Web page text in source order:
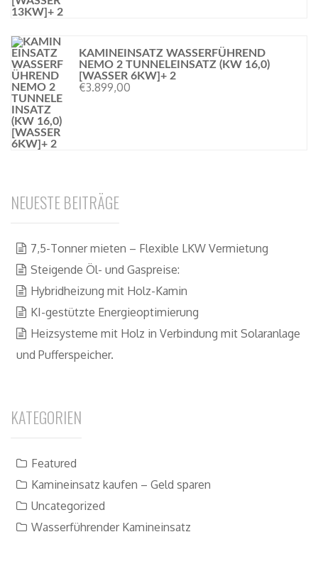
KAMINEINSATZ WASSERFÜHREND
NEMO 2 TUNNELEINSATZ (KW 16,0)
[WASSER 6KW]+ 2
€3.899,00
NEUESTE BEITRÄGE
7,5-Tonner mieten – Flexible LKW Vermietung
Steigende Öl- und Gaspreise:
Hybridheizung mit Holz-Kamin
KI-gestützte Energieoptimierung
Heizsysteme mit Holz in Verbindung mit Solaranlage
und Pufferspeicher.
KATEGORIEN
Featured
Kamineinsatz kaufen – Geld sparen
Uncategorized
Wasserführender Kamineinsatz